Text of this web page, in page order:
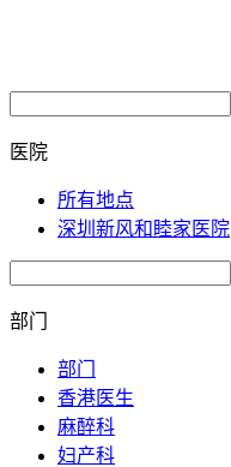
医院
所有地点
深圳新风和睦家医院
部门
部门
香港医生
麻醉科
妇产科